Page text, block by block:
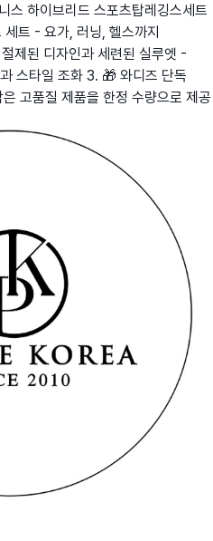
스 하이브리드 스포츠탑레깅스세트
세트 - 요가, 러닝, 헬스까지
제된 디자인과 세련된 실루엣 -
스타일 조화 3. 🎁 와디즈 단독
고품질 제품을 한정 수량으로 제공